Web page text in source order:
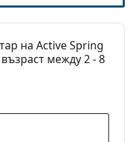
на Active Spring
между 2 - 8